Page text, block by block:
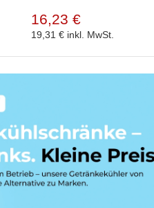
16,23 €
19,31 € inkl. MwSt.